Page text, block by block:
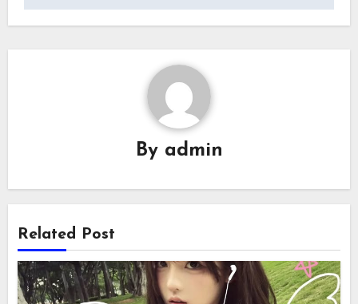
By admin
Related Post